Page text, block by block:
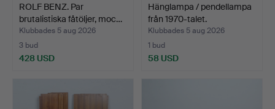
ROLF BENZ. Par
brutalistiska fåtöljer, moc…
Klubbades 5 aug 2026
3 bud
428 USD
Hänglampa / pendellampa
från 1970-talet.
Klubbades 5 aug 2026
1 bud
58 USD